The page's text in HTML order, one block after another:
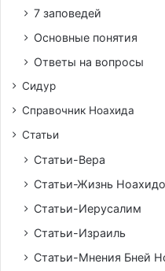
7 заповедей
Основные понятия
Ответы на вопросы
Сидур
Справочник Ноахида
Статьи
Статьи-Вера
Статьи-Жизнь
Статьи-Иерусалим
Статьи-Израиль
Статьи-Мнения Бней